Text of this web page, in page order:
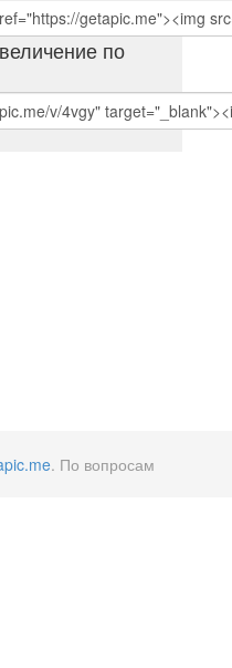
по
. По вопросам